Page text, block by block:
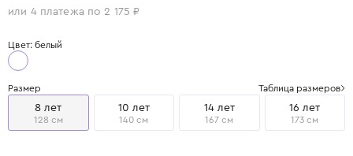
или 4 платежа по 2 175 ₽
Цвет: белый
Размер Таблица размеров
8 лет
128 см
10 лет
140 см
14 лет
167 см
16 лет
173 см